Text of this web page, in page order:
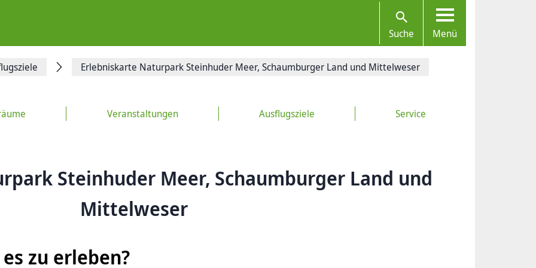
Suche Menü
Erlebniskarte Naturpark Steinhuder Meer, Schaumburger Land und Mittelweser
Veranstaltungen Ausflugsziele Service
Steinhuder Meer, Schaumburger Land und
Mittelweser
zu erleben?